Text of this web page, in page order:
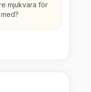
mjukvara för